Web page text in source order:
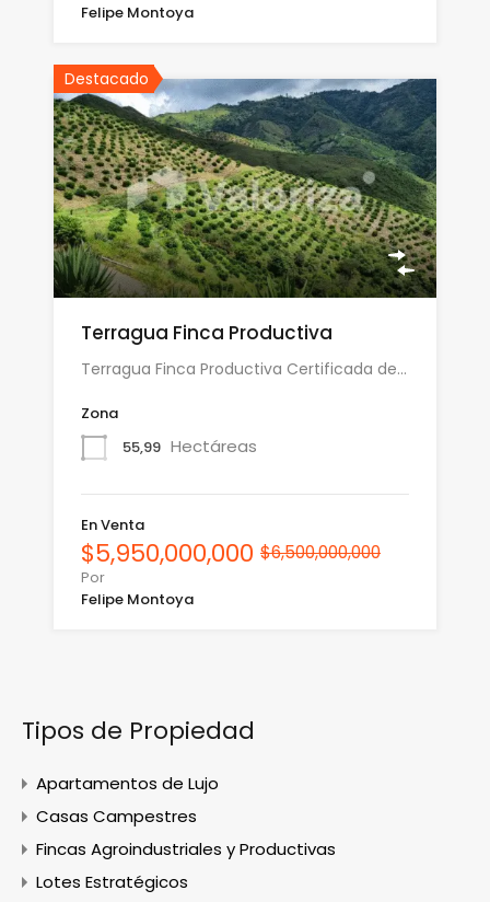
Felipe Montoya
Destacado
Terragua Finca Productiva
Terragua Finca Productiva Certificada de…
Zona
55,99 Hectáreas
En Venta
$5,950,000,000 $6,500,000,000
Por
Felipe Montoya
Tipos de Propiedad
Apartamentos de Lujo
Casas Campestres
Fincas Agroindustriales y Productivas
Lotes Estratégicos